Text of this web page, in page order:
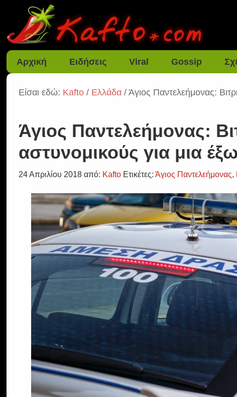
Αρχική Ειδήσεις Viral Gossip
Είσαι εδώ: Kafto / Ελλάδα / Άγιος Παντελεήμονας:
Άγιος Παντελεήμονας:
αστυνομικούς για μια
24 Απριλίου 2018 από: Kafto Ετικέτες:Άγιος Παντελεήμονας,